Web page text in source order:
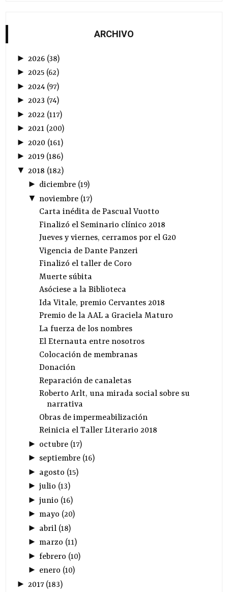
ARCHIVO
► 2026 (38)
►2025 (62)
► 2024 (97)
►2023 (74)
► 2022 (117)
►2021 (200)
► 2020 (161)
►2019 (186)
▼ 2018 (182)
► diciembre(19)
▼ noviembre(17)
Carta inédita de Pascual Vuotto
Finalizó el Seminario clínico 2018
Jueves y viernes, cerramos por el G20
Vigencia de Dante Panzeri
Finalizó el taller de Coro
Muerte súbita
Asóciese a la Biblioteca
Ida Vitale, premio Cervantes 2018
Premio de la AAL a Graciela Maturo
La fuerza de los nombres
El Eternauta entre nosotros
Colocación de membranas
Donación
Reparación de canaletas
Roberto Arlt, una mirada social sobre su
narrativa
Obras de impermeabilización
Reinicia el Taller Literario 2018
► octubre(17)
► septiembre(16)
► agosto (15)
► julio (13)
► junio (16)
► mayo (20)
► abril(18)
► marzo (11)
► febrero (10)
► enero (10)
► 2017(183)